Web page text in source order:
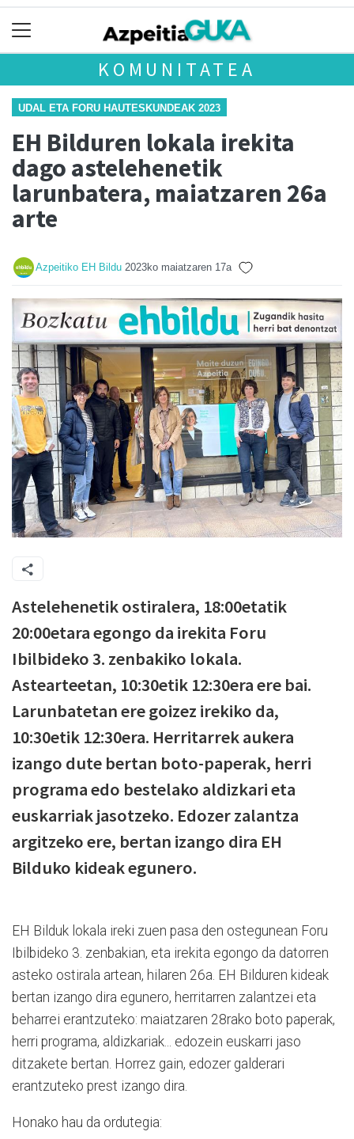
KOMUNITATEA
UDAL ETA FORU HAUTESKUNDEAK 2023
EH Bilduren lokala irekita
dago astelehenetik
larunbatera, maiatzaren 26a
arte
Azpeitiko EH Bildu 2023ko maiatzaren 17a
Astelehenetik ostiralera, 18:00etatik
20:00etara egongo da irekita Foru
Ibilbideko 3. zenbakiko lokala.
Astearteetan, 10:30etik 12:30era ere bai.
Larunbatetan ere goizez irekiko da,
10:30etik 12:30era. Herritarrek aukera
izango dute bertan boto-paperak, herri
programa edo bestelako aldizkari eta
euskarriak jasotzeko. Edozer zalantza
argitzeko ere, bertan izango dira EH
Bilduko kideak egunero.
EH Bilduk lokala ireki zuen pasa den ostegunean Foru
Ibilbideko 3. zenbakian, eta irekita egongo da datorren
asteko ostirala artean, hilaren 26a. EH Bilduren kideak
bertan izango dira egunero, herritarren zalantzei eta
beharrei erantzuteko: maiatzaren 28rako boto paperak,
herri programa, aldizkariak... edozein euskarri jaso
ditzakete bertan. Horrez gain, edozer galderari
erantzuteko prest izango dira.
Honako hau da ordutegia: